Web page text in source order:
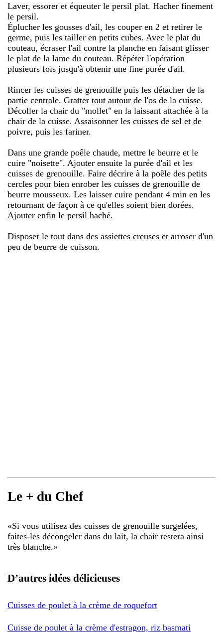
Laver, essorer et équeuter le persil plat. Hacher finement
le persil.
Éplucher les gousses d'ail, les couper en 2 et retirer le
germe, puis les tailler en petits cubes. Avec le plat du
couteau, écraser l'ail contre la planche en faisant glisser
le plat de la lame du couteau. Répéter l'opération
plusieurs fois jusqu'à obtenir une fine purée d'ail.
Rincer les cuisses de grenouille puis les détacher de la
partie centrale. Gratter tout autour de l'os de la cuisse.
Décoller la chair du "mollet" en la laissant attachée à la
chair de la cuisse. Assaisonner les cuisses de sel et de
poivre, puis les fariner.
Dans une grande poêle chaude, mettre le beurre et le
cuire "noisette". Ajouter ensuite la purée d'ail et les
cuisses de grenouille. Faire décrire à la poêle des petits
cercles pour bien enrober les cuisses de grenouille de
beurre mousseux. Les laisser cuire pendant 4 min en les
retournant de façon à ce qu'elles soient bien dorées.
Ajouter enfin le persil haché.
Disposer le tout dans des assiettes creuses et arroser d'un
peu de beurre de cuisson.
Le + du Chef
«Si vous utilisez des cuisses de grenouille surgelées,
faites-les décongeler dans du lait, la chair restera ainsi
très blanche.»
D’autres idées délicieuses
Cuisses de poulet à la crème de roquefort
Cuisse de poulet à la crème d'estragon, riz basmati